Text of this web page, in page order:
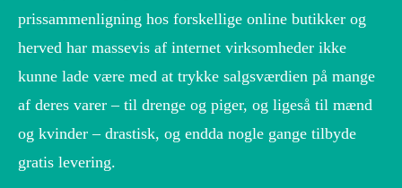
prissammenligning hos forskellige online butikker og
herved har massevis af internet virksomheder ikke
kunne lade være med at trykke salgsværdien på mange
af deres varer – til drenge og piger, og ligeså til mænd
og kvinder – drastisk, og endda nogle gange tilbyde
gratis levering.